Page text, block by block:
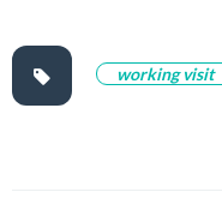
working visit